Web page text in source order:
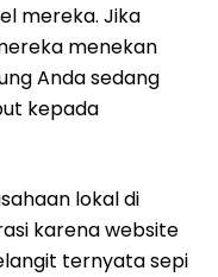
mereka. Jika
menekan
Anda sedang
kepada
lokal di
karena website
ternyata sepi